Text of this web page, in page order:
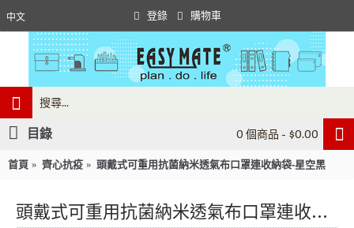
中文 登錄 購物車
0 個商品 - $0.00
目錄
首頁 齊心抗疫 頭戴式可重用抗菌納米透氣布口罩連收納袋-星空黑
頭戴式可重用抗菌納米透氣布口罩連收納袋-星空黑